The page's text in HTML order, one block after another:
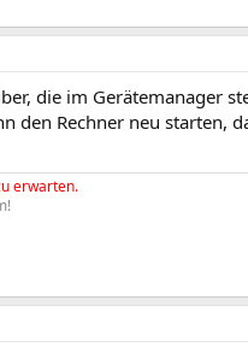
die im Gerätemanager
den Rechner neu starten,
erwarten.